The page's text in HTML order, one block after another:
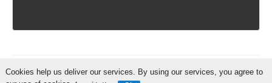
IschiaReporter.it - Curato daPietro Coppa
Cookies help us deliver our services. By using our services, you agree to